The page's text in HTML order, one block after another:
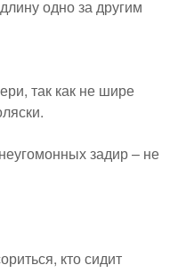
одно за другим
так как не шире
задир – не
кто сидит